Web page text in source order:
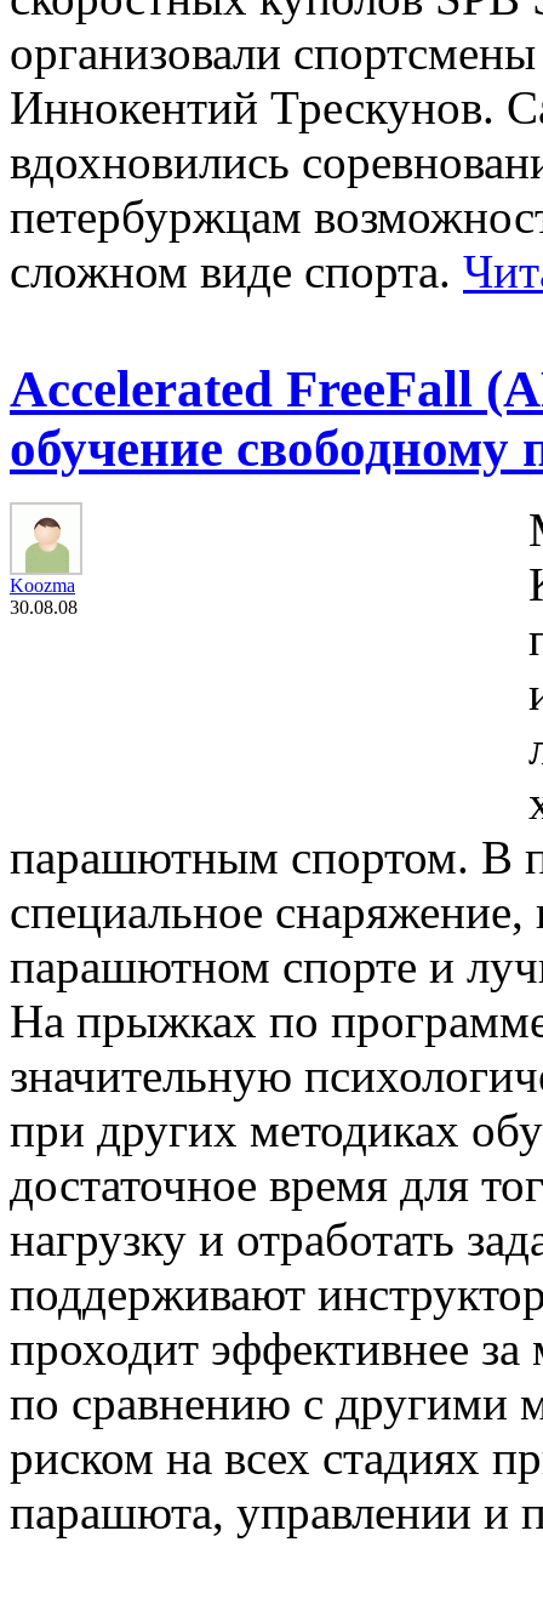
организовали
Иннокентий Трескунов.
вдохновились
петербуржцам
сложном виде спорта.
Accelerated FreeFall
обучение свободному
Koozma
30.08.08
парашютным спортом. В
специальное
парашютном спорте и
На прыжках по
значительную
при других методиках
достаточное время для
нагрузку и отработать
поддерживают
проходит эффективнее
по сравнению с другими
риском на всех стадиях
парашюта, управлении и